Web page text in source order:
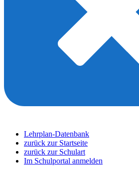
Lehrplan-Datenbank
zurück zur Startseite
zurück zur Schulart
Im Schulportal anmelden